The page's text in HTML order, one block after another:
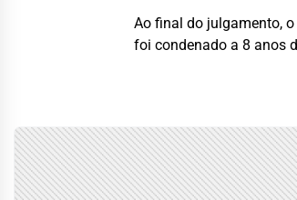
Ao final do julgamento,
foi condenado a 8 anos